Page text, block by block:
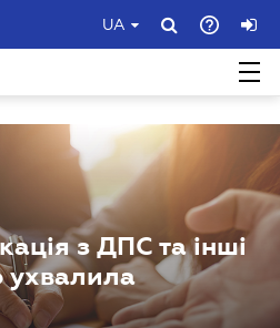
UA
з ДПС та інші
ухвалила